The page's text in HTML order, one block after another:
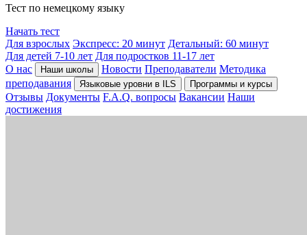
Тест по немецкому языку
Начать тест
Для взрослых Экспресс: 20 минут Детальный: 60 минут
Для детей 7-10 лет Для подростков 11-17 лет
О нас
Наши школы Новости Преподаватели Методика
преподавания
Языковые уровни в ILS Программы и курсы
Отзывы Документы F.A.Q. вопросы Вакансии Наши
достижения